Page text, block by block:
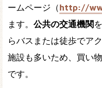
ームページ（http://
ます。 公共の交通機関
らバスまたは徒歩でア
施設も多いため、買い
です。